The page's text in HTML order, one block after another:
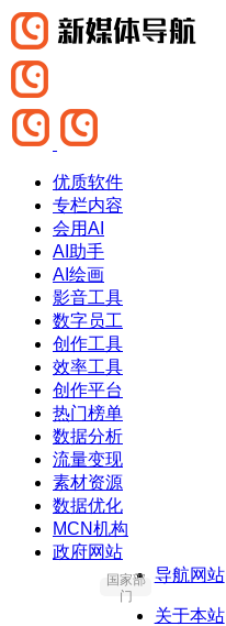
优质软件
专栏内容
会用AI
AI助手
AI绘画
影音工具
数字员工
创作工具
效率工具
创作平台
热门榜单
数据分析
流量变现
素材资源
数据优化
MCN机构
政府网站
国家部
门
导航网站
关于本站